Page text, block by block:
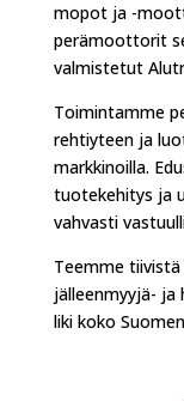
mopot ja -
perämoottorit
valmistetut
Toimintamme
rehtiyteen ja
markkinoilla.
tuotekehitys ja
vahvasti
Teemme
jälleenmyyjä-
liki koko